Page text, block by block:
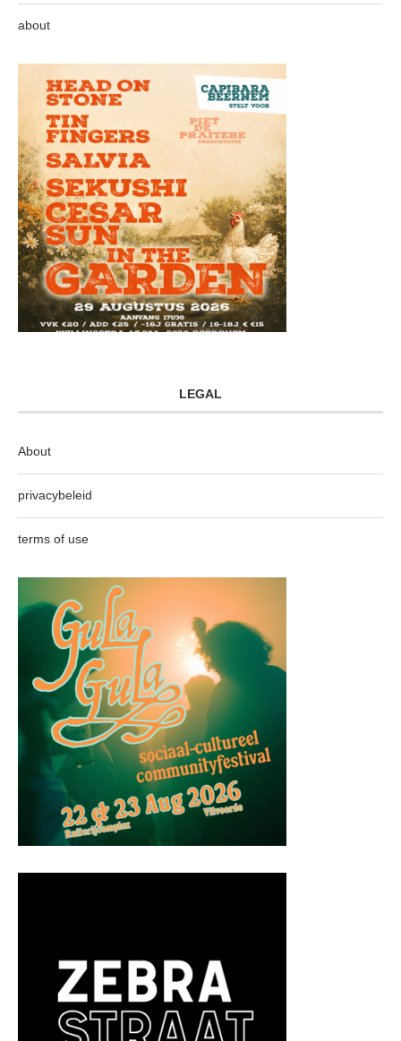
about
LEGAL
About
privacybeleid
terms of use